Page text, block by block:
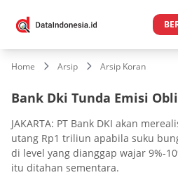
Home Arsip Arsip Koran
Bank Dki Tunda Emisi
JAKARTA: PT Bank DKI akan
utang Rp1 triliun apabila suku
di level yang dianggap wajar 9%-
itu ditahan sementara.